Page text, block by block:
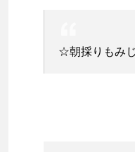
☆朝採りもみ